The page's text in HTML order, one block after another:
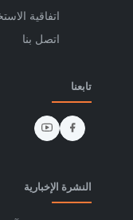
اتفاقية
اتصل بنا
تابعنا
النشرة الإخبارية